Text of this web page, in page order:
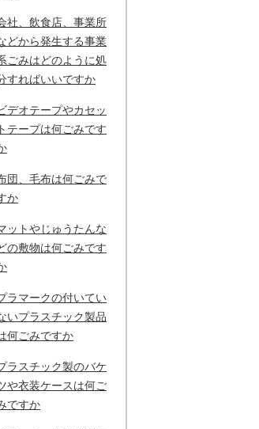
社、飲食店、事業所
どから発生する事業
ごみはどのように処
すればいいですか
デオテープやカセッ
トテープは何ごみです
団、毛布は何ごみで
か
ットやじゅうたんな
の敷物は何ごみです
ラマークの付いてい
いプラスチック製品
何ごみですか
ラスチック製のバケ
や衣装ケースは何ご
ですか